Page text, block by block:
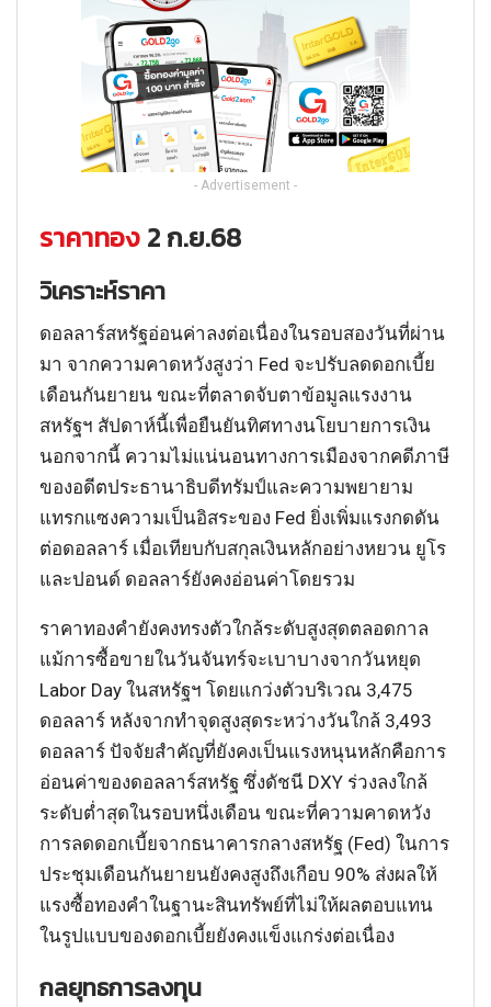
- Advertisement -
ราคาทอง 2 ก.ย.68
วิเคราะห์ราคา
ดอลลาร์สหรัฐอ่อนค่าลงต่อเนื่องในรอบสองวันที่ผ่าน
มา จากความคาดหวังสูงว่า Fed จะปรับลดดอกเบี้ย
เดือนกันยายน ขณะที่ตลาดจับตาข้อมูลแรงงาน
สหรัฐฯ สัปดาห์นี้เพื่อยืนยันทิศทางนโยบายการเงิน
นอกจากนี้ ความไม่แน่นอนทางการเมืองจากคดีภาษี
ของอดีตประธานาธิบดีทรัมป์และความพยายาม
แทรกแซงความเป็นอิสระของ Fed ยิ่งเพิ่มแรงกดดัน
ต่อดอลลาร์ เมื่อเทียบกับสกุลเงินหลักอย่างหยวน ยูโร
และปอนด์ ดอลลาร์ยังคงอ่อนค่าโดยรวม
ราคาทองคำยังคงทรงตัวใกล้ระดับสูงสุดตลอดกาล
แม้การซื้อขายในวันจันทร์จะเบาบางจากวันหยุด
Labor Day ในสหรัฐฯ โดยแกว่งตัวบริเวณ 3,475
ดอลลาร์ หลังจากทำจุดสูงสุดระหว่างวันใกล้ 3,493
ดอลลาร์ ปัจจัยสำคัญที่ยังคงเป็นแรงหนุนหลักคือการ
อ่อนค่าของดอลลาร์สหรัฐ ซึ่งดัชนี DXY ร่วงลงใกล้
ระดับต่ำสุดในรอบหนึ่งเดือน ขณะที่ความคาดหวัง
การลดดอกเบี้ยจากธนาคารกลางสหรัฐ (Fed) ในการ
ประชุมเดือนกันยายนยังคงสูงถึงเกือบ 90% ส่งผลให้
แรงซื้อทองคำในฐานะสินทรัพย์ที่ไม่ให้ผลตอบแทน
ในรูปแบบของดอกเบี้ยยังคงแข็งแกร่งต่อเนื่อง
กลยุทธการลงทุน